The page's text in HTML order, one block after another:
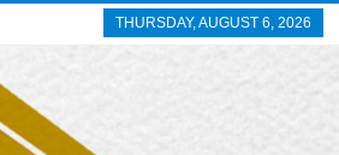
THURSDAY, AUGUST 6, 2026